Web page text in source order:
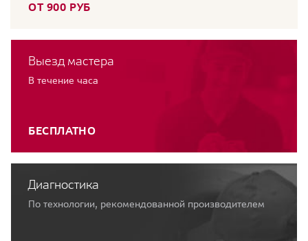
ОТ 900 РУБ
Выезд мастера
В течение часа
БЕСПЛАТНО
Диагностика
По технологии, рекомендованной производителем